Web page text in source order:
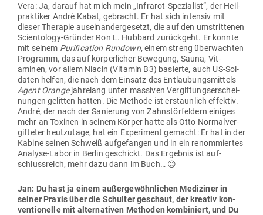
Vera: Ja, darauf hat mich mein „Infrarot-Spe­zialist“, der Heil­
prak­tiker André Kabat, gebracht. Er hat sich intensiv mit
dieser The­rapie aus­ein­an­der­ge­setzt, die auf den umstrit­tenen
Sci­en­tology-Gründer Ron L. Hubbard zurückgeht. Er konnte
mit seinem Puri­fi­cation Rundown,einem streng über­wachten
Pro­gramm, das auf kör­per­licher Bewegung, Sauna, Vit­
aminen, vor allem Niacin (Vitamin B3) basierte, auch US-Sol­
daten helfen, die nach dem Einsatz des Ent­lau­bungs­mittels
Agent Orangejah­relang unter mas­siven Ver­gif­tungs­er­schei­
nungen gelitten hatten. Die Methode ist erstaunlich effektiv.
André, der nach der Sanierung von Zahn­stör­feldern einiges
mehr an Toxinen in seinem Körper hatte als Otto Nor­mal­ver­
gif­teter heut­zutage, hat ein Expe­riment gemacht: Er hat in der
Kabine seinen Schweiß auf­ge­fangen und in ein renom­miertes
Analyse-Labor in Berlin geschickt. Das Ergebnis ist auf­
schluss­reich, mehr dazu dann im Buch… 😉
Jan: Du hast ja einem außer­ge­wöhn­lichen Medi­ziner in
seiner Praxis über die Schulter geschaut, der kreativ kon­
ven­tio­nelle mit alter­na­tiven Methoden kom­bi­niert, und Du